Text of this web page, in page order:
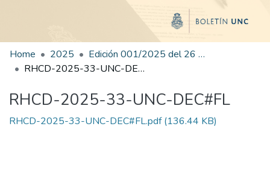
Home 2025
Edición 001/2025 del 26 de mayo de 2025
RHCD-2025-33-UNC-DEC#FL
RHCD-2025-33-UNC-DEC#FL
RHCD-2025-33-UNC-DEC#FL.pdf(136.44 KB)